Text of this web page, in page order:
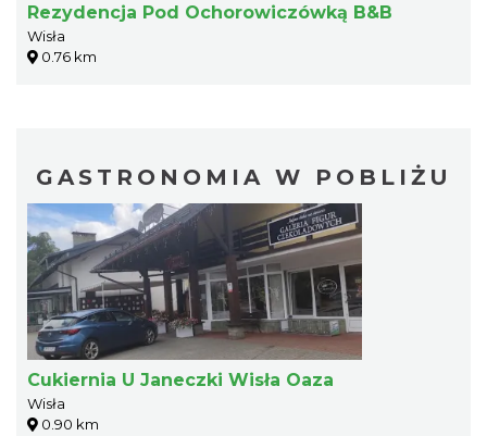
Rezydencja Pod Ochorowiczówką B&B
Wisła
0.76 km
GASTRONOMIA W POBLIŻU
Cukiernia U Janeczki Wisła Oaza
Wisła
0.90 km